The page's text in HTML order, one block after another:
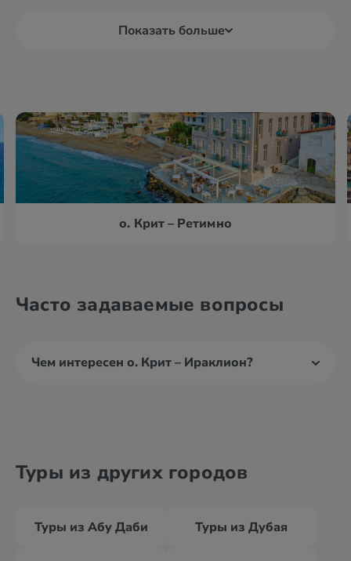
Показать больше
о. Крит – Ретимно
Часто задаваемые вопросы
Чем интересен о. Крит – Ираклион?
Туры из других городов
Туры из Абу Даби Туры из Дубая